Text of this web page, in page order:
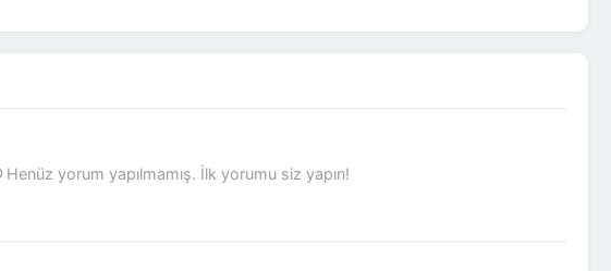
Henüz yorum yapılmamış. İlk yorumu siz yapın!